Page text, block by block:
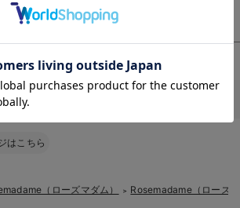
ート）・ママコート
はこちら
（ローズマダム） ＞ Rosemadame（ローズ
気に入り商品を確認する